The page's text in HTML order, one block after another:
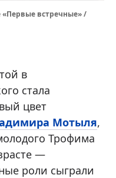
«Первые встречные» /
в
стала
цвет
Мотыля,
Трофима
—
роли сыграли